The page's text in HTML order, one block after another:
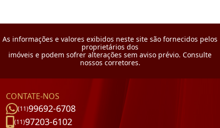
As informações e valores exibidos neste site são fornecidos pelos
proprietários dos
imóveis e podem sofrer alterações sem aviso prévio. Consulte
nossos corretores.
CONTATE-NOS
(11)99692-6708
(11)97203-6102